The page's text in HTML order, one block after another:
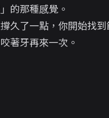
的那種感覺。
久了一點，你開始找到
著牙再來一次。